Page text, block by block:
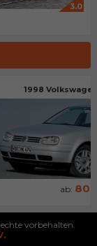
3.0
1998
ab: 800
vorbehalten.